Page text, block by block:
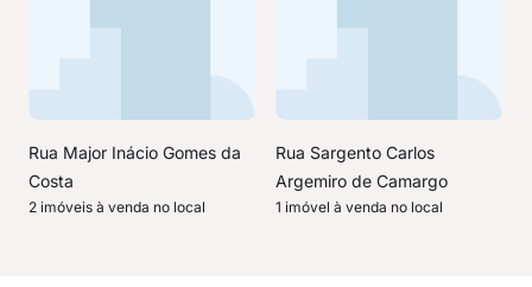
Rua Major Inácio Gomes da
Costa
2 imóveis à venda no local
Rua Sargento Carlos
Argemiro de Camargo
1 imóvel à venda no local